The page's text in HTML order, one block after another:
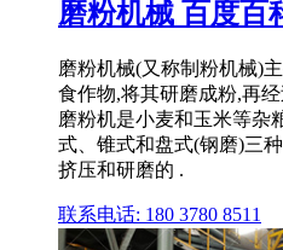
磨粉机械 百度百
磨粉机械(又称制粉机械)
食作物,将其研磨成粉,再
磨粉机是小麦和玉米等杂
式、锥式和盘式(钢磨)三
挤压和研磨的 .
联系电话: 180 3780 8511